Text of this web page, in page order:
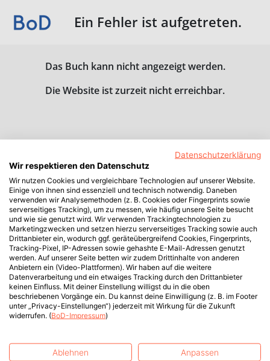
Ein Fehler ist aufgetreten.
Das Buch kann nicht angezeigt werden.
Die Website ist zurzeit nicht erreichbar.
Datenschutzerklärung
Wir respektieren den Datenschutz
Wir nutzen Cookies und vergleichbare Technologien auf unserer Website.
Einige von ihnen sind essenziell und technisch notwendig. Daneben
verwenden wir Analysemethoden (z. B. Cookies oder Fingerprints sowie
serverseitiges Tracking), um zu messen, wie häufig unsere Seite besucht
und wie sie genutzt wird. Wir verwenden Trackingtechnologien zu
Marketingzwecken und setzen hierzu serverseitiges Tracking sowie auch
Drittanbieter ein, wodurch ggf. geräteübergreifend Cookies, Fingerprints,
Tracking-Pixel, IP-Adressen sowie gehashte E-Mail-Adressen genutzt
werden. Auf unserer Seite betten wir zudem Drittinhalte von anderen
Anbietern ein (Video-Plattformen). Wir haben auf die weitere
Datenverarbeitung und ein etwaiges Tracking durch den Drittanbieter
keinen Einfluss. Mit deiner Einstellung willigst du in die oben
beschriebenen Vorgänge ein. Du kannst deine Einwilligung (z. B. im Footer
unter „Privacy-Einstellungen“) jederzeit mit Wirkung für die Zukunft
widerrufen. (BoD-Impressum)
Ablehnen Anpassen